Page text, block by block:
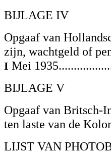
BIJLAGE IV
Opgaaf van
zijn, wachtgeld of
I Mei
BIJLAGE V
Opgaaf van Britsch-
ten laste van de
LIJST VAN